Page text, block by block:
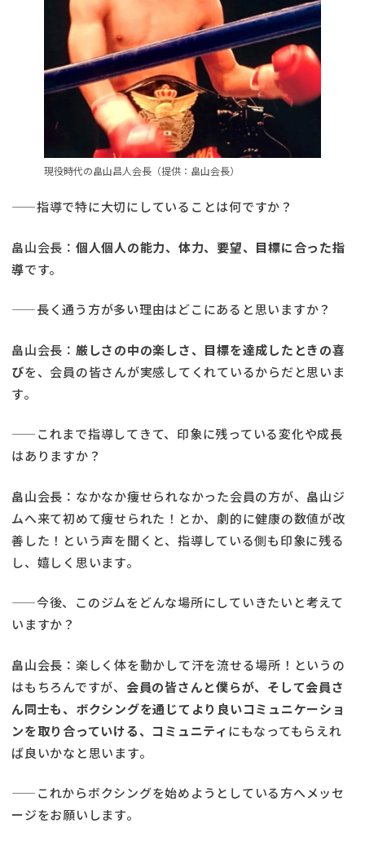
現役時代の畠山昌人会長（提供：畠山会長）
――指導で特に大切にしていることは何ですか？
畠山会長： 個人個人の能力、体力、要望、目標に合った指
導です。
――長く通う方が多い理由はどこにあると思いますか？
畠山会長： 厳しさの中の楽しさ、目標を達成したときの喜
びを、会員の皆さんが実感してくれているからだと思いま
す。
――これまで指導してきて、印象に残っている変化や成長
はありますか？
畠山会長：なかなか痩せられなかった会員の方が、畠山ジ
ムへ来て初めて痩せられた！とか、劇的に健康の数値が改
善した！という声を聞くと、指導している側も印象に残る
し、嬉しく思います。
――今後、このジムをどんな場所にしていきたいと考えて
いますか？
畠山会長：楽しく体を動かして汗を流せる場所！というの
はもちろんですが、 会員の皆さんと僕らが、そして会員さ
ん同士も、ボクシングを通じてより良いコミュニケーショ
ンを取り合っていける、コミュニティ にもなってもらえれ
ば良いかなと思います。
――これからボクシングを始めようとしている方へメッセ
ージをお願いします。